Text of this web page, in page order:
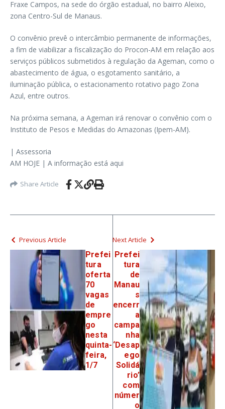
Fraxe Campos, na sede do órgão estadual, no bairro Aleixo,
zona Centro-Sul de Manaus.
O convênio prevê o intercâmbio permanente de informações,
a fim de viabilizar a fiscalização do Procon-AM em relação aos
serviços públicos submetidos à regulação da Ageman, como o
abastecimento de água, o esgotamento sanitário, a
iluminação pública, o estacionamento rotativo pago Zona
Azul, entre outros.
Na próxima semana, a Ageman irá renovar o convênio com o
Instituto de Pesos e Medidas do Amazonas (Ipem-AM).
| Assessoria
AM HOJE | A informação está aqui
Share Article
Previous Article
Prefei
tura
oferta
70
vagas
de
empre
go
nesta
quinta-
feira,
1/7
Next Article
Prefei
tura
de
Manau
s
encerr
a
campa
nha
‘Desap
ego
Solidá
rio’
com
númer
o